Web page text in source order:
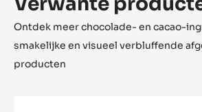
Ontdek meer chocolade- en cacao-
smakelijke en visueel verbluffende
producten